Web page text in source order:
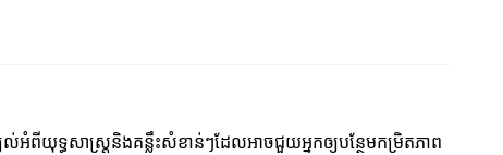
អំពីយុទ្ធសាស្រ្តនិងគន្លឹះសំខាន់ៗដែលអាចជួយអ្នកឲ្យបន្ថែមកម្រិតភាព